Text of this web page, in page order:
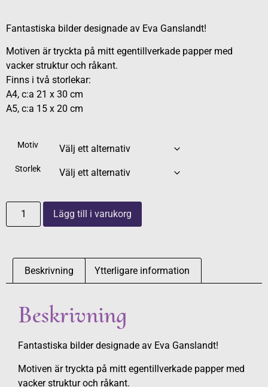
Fantastiska bilder designade av Eva Ganslandt!
Motiven är tryckta på mitt egentillverkade papper med
vacker struktur och råkant.
Finns i två storlekar:
A4, c:a 21 x 30 cm
A5, c:a 15 x 20 cm
Motiv
Storlek
Lägg till i varukorg
Beskrivning Ytterligare information
Beskrivning
Fantastiska bilder designade av Eva Ganslandt!
Motiven är tryckta på mitt egentillverkade papper med
vacker struktur och råkant.